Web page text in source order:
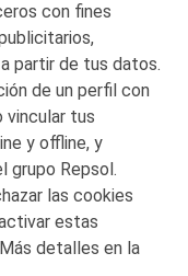
con fines
partir de tus datos.
de un perfil con
vincular tus
y offline, y
grupo Repsol.
las cookies
estas
detalles en la